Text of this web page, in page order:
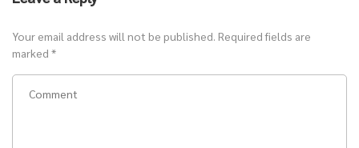
Your email address will not be published. Required fields are
marked *